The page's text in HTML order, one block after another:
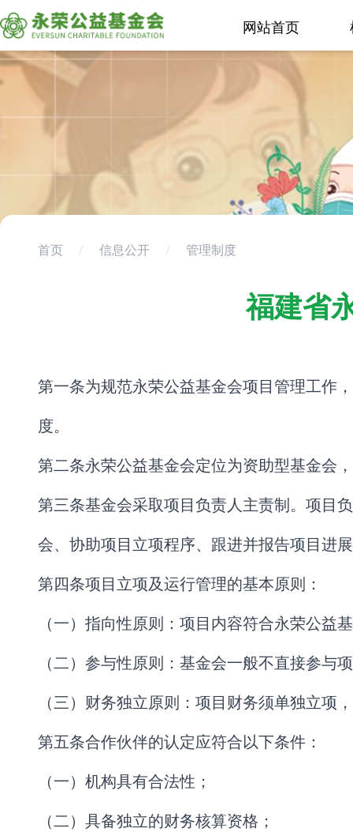
网站首页
首页 / 信息公开 / 管理制度
福建省
第一条为规范永荣公益基金会项目管理工作
度。
第二条永荣公益基金会定位为资助型基金会
第三条基金会采取项目负责人主责制。项目
会、协助项目立项程序、跟进并报告项目进
第四条项目立项及运行管理的基本原则：
（一）指向性原则：项目内容符合永荣公益
（二）参与性原则：基金会一般不直接参
（三）财务独立原则：项目财务须单独立项
第五条合作伙伴的认定应符合以下条件：
（一）机构具有合法性；
（二）具备独立的财务核算资格；